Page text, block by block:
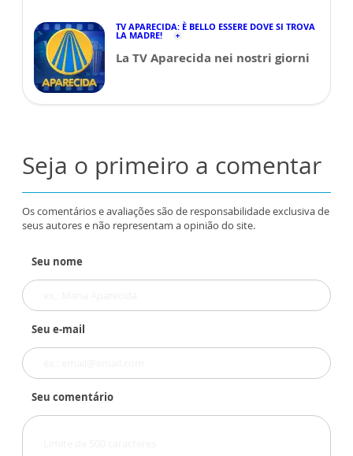
TV APARECIDA: È BELLO ESSERE DOVE SI TROVA
LA MADRE!
La TV Aparecida nei nostri giorni
Seja o primeiro a comentar
Os comentários e avaliações são de responsabilidade exclusiva de
seus autores e não representam a opinião do site.
Seu nome
Seu e-mail
Seu comentário